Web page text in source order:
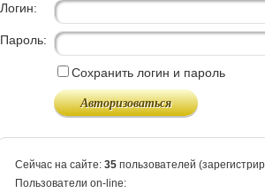
Логин:
Пароль:
Сохранить логин и пароль
Сейчас на сайте:35 пользователей
Пользователи on-line: